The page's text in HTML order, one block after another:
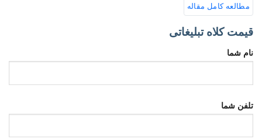
مطالعه کامل مقاله
قیمت کلاه تبلیغاتی
نام شما
تلفن شما